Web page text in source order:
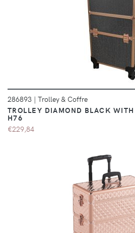
DÉTAILS
286893 | Trolley & Coffre
TROLLEY DIAMOND BLACK
H76
€229,84